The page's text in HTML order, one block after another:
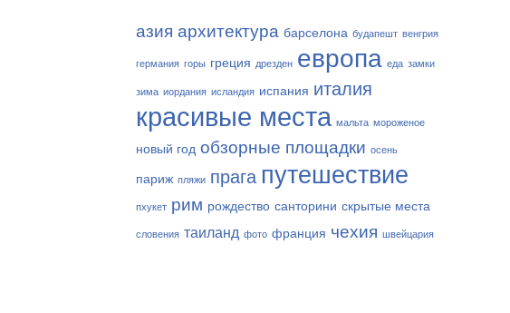
азия архитектура барселона будапешт венгрия
германия горы греция дрезден европа еда замки
зима иордания исландия испания италия
красивые места мальта мороженое
новый год обзорные площадки осень
париж пляжи прага путешествие
пхукет рим рождество санторини скрытые места
словения таиланд фото франция чехия швейцария